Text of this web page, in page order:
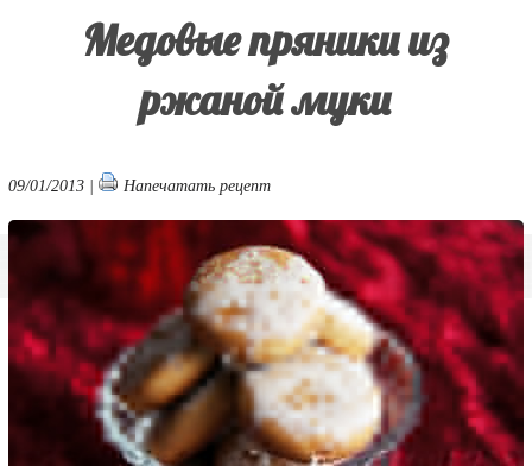
Медовые пряники из
ржаной муки
09/01/2013 | Напечатать рецепт